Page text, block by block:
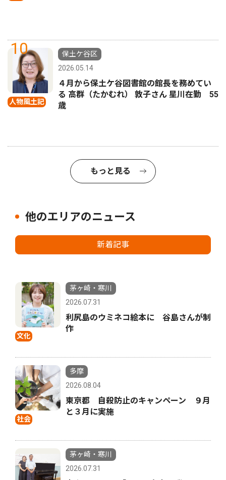
10
人物風土記
保土ケ谷区
2026.05.14
４月から保土ケ谷図書館の館長を務めてい
る 高群（たかむれ） 敦子さん 星川在勤 55
歳
もっと見る
他のエリアのニュース
新着記事
文化
茅ヶ崎・寒川
2026.07.31
利尻島のウミネコ絵本に 谷島さんが制
作
社会
多摩
2026.08.04
東京都 自殺防止のキャンペーン ９月
と３月に実施
茅ヶ崎・寒川
2026.07.31